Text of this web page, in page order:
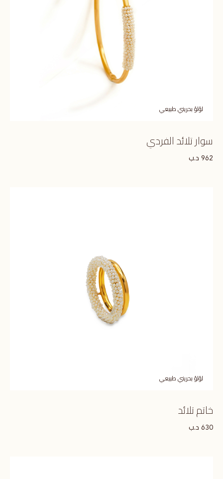
لؤلؤ بحريني طبيعي
سوار تلائد الفردي
962 د.ب
لؤلؤ بحريني طبيعي
خاتم تلائد
630 د.ب